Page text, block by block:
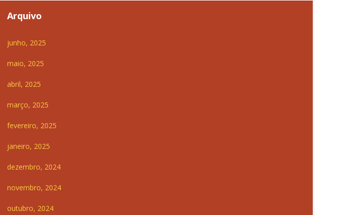
Arquivo
junho, 2025
maio, 2025
abril, 2025
março, 2025
fevereiro, 2025
janeiro, 2025
dezembro, 2024
novembro, 2024
outubro, 2024